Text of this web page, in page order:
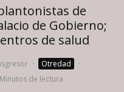
de
de Gobierno;
de salud
· Otredad
·
de lectura